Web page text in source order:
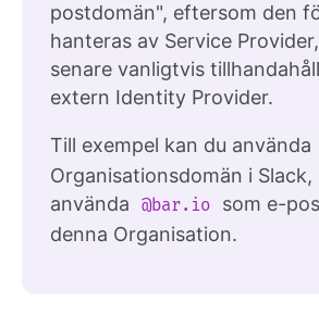
postdomän", eftersom den
hanteras av Service
senare vanligtvis
extern Identity Provider.
Till exempel kan du använda
Organisationsdomän i Slack,
använda
@bar.io
som e-
denna Organisation.